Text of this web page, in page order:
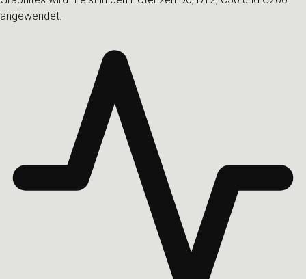
angewendet.